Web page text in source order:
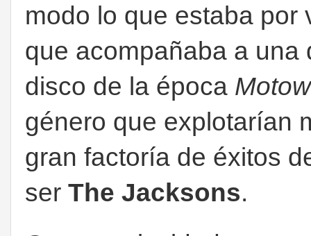
modo lo que estaba por
que acompañaba a una
disco de la época
género que explotarían
gran factoría de éxitos
ser The Jacksons.